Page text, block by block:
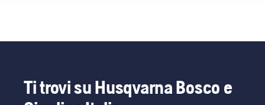
Ti trovi su Husqvarna Bosco e